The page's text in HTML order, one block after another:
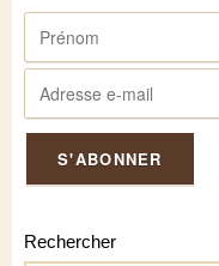
Rechercher